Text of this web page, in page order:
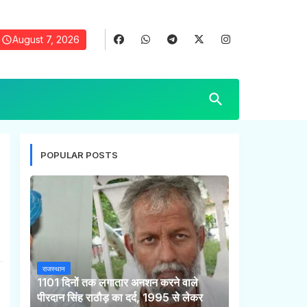
August 7, 2026
POPULAR POSTS
राजस्थान
1101 दिनों तक लगातार अनशन करने वाले
पीरदान सिंह राठौड़ का दर्द, 1995 से लेकर